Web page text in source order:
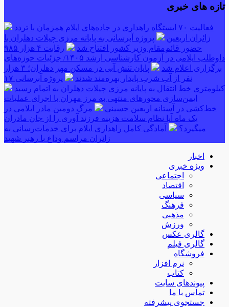
تازه های خبری
فعالیت ۷۰ ایستگاه راهداری در جاده‌های ایلام همزمان با تردد
زائران اربعین
پروژه آبرسانی به پایانه مرزی چیلات دهلران با
حضور قائم‌مقام وزیر کشور افتتاح شد
رقابت ۴ هزار ۹۸۵
داوطلب ایلامی در آزمون کارشناسی ارشد ۱۴۰۵/ جزئیات حوزه‌های
برگزاری اعلام شد
پایان تنش آبی در مسکن مهر دهلران؛ ۳ هزار
نفر از آب شرب پایدار بهره‌مند شدند
پروژه آبرسانی ۱۷
کیلومتری خط انتقال به پایانه مرزی چیلات دهلران به اتمام رسید
ایمن‌سازی محورهای منتهی به مرز مهران با اجرای عملیات
خط‌کشی در آستانه اربعین حسینی
مرگ دومین مادر ایلامی در
یک ماه آیا نظام سلامت هزینه فرزند آوری را از جان مادران
میگیرد؟
آمادگی کامل راهداری ایلام برای خدمات‌رسانی به
زائران مراسم وداع با رهبر شهید
اخبار
ویژه خبری
اجتماعی
اقتصاد
سیاسی
فرهنگ
مذهبی
ورزش
گالری عکس
گالری فیلم
فروشگاه
نرم افزار
کتاب
پیوندهای سایت
تماس با ما
جستجوی پیشرفته